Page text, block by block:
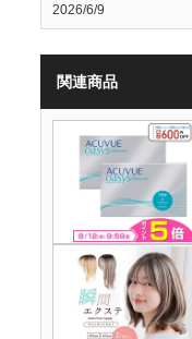
2026/6/9
関連商品